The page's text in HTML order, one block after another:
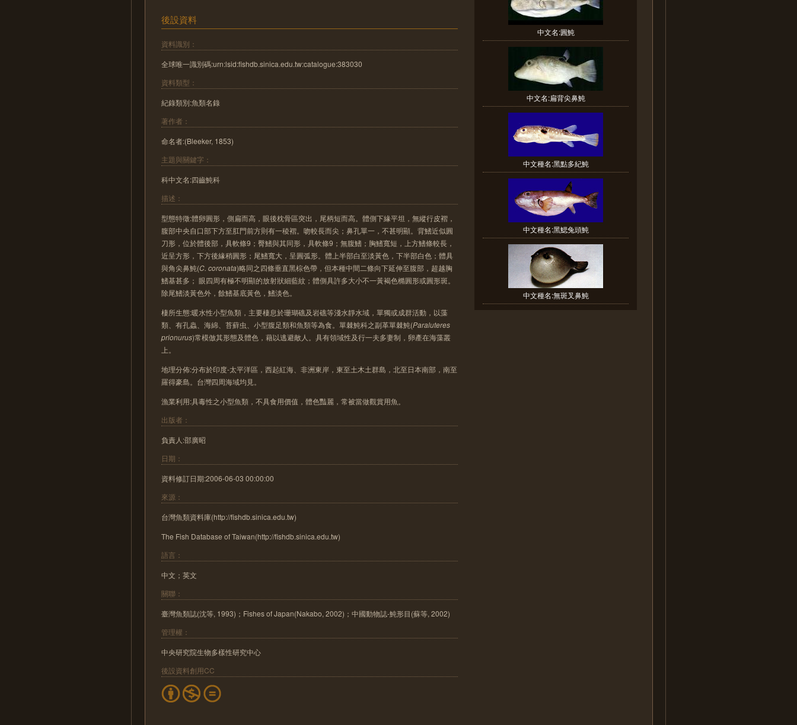
後設資料
資料識別：
全球唯一識別碼:urn:lsid:fishdb.sinica.edu.tw:catalogue:383030
資料類型：
紀錄類別:魚類名錄
著作者：
命名者:(Bleeker, 1853)
主題與關鍵字：
科中文名:四齒魨科
描述：
型態特徵:體卵圓形，側扁而高，眼後枕骨區突出，尾柄短而高。體側下緣平坦，無縱行皮褶，
腹部中央自口部下方至肛門前方則有一稜褶。吻較長而尖；鼻孔單一，不甚明顯。背鰭近似圓
刀形，位於體後部，具軟條9；臀鰭與其同形，具軟條9；無腹鰭；胸鰭寬短，上方鰭條較長，
近呈方形，下方後緣稍圓形；尾鰭寬大，呈圓弧形。體上半部白至淡黃色，下半部白色；體具
與角尖鼻魨(C. coronata)略同之四條垂直黑棕色帶，但本種中間二條向下延伸至腹部，超越胸
鰭基甚多； 眼四周有極不明顯的放射狀細藍紋；體側具許多大小不一黃褐色橢圓形或圓形斑。
除尾鰭淡黃色外，餘鰭基底黃色，鰭淡色。
棲所生態:暖水性小型魚類，主要棲息於珊瑚礁及岩礁等淺水靜水域，單獨或成群活動，以藻
類、有孔蟲、海綿、苔蘚虫、小型腹足類和魚類等為食。單棘魨科之副革單棘魨(Paraluteres
prionurus)常模倣其形態及體色，藉以逃避敵人。具有領域性及行一夫多妻制，卵產在海藻叢
上。
地理分佈:分布於印度-太平洋區，西起紅海、非洲東岸，東至土木土群島，北至日本南部，南至
羅得豪島。台灣四周海域均見。
漁業利用:具毒性之小型魚類，不具食用價值，體色豔麗，常被當做觀賞用魚。
出版者：
負責人:邵廣昭
日期：
資料修訂日期:2006-06-03 00:00:00
來源：
台灣魚類資料庫(http://fishdb.sinica.edu.tw)
The Fish Database of Taiwan(http://fishdb.sinica.edu.tw)
語言：
中文；英文
關聯：
臺灣魚類誌(沈等, 1993)；Fishes of Japan(Nakabo, 2002)；中國動物誌-魨形目(蘇等, 2002)
管理權：
中央研究院生物多樣性研究中心
後設資料創用CC
中文名:圓魨
中文名:扁背尖鼻魨
中文種名:黑點多紀魨
中文種名:黑鰓兔頭魨
中文種名:無斑叉鼻魨